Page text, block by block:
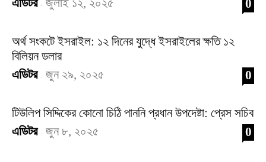
এডিটর - জুলাই ১২, ২০২৫ 0
অর্থ সংকটে ইসরাইল: ১২ দিনের যুদ্ধে ইসরাইলের ক্ষতি ১২
বিলিয়ন ডলার
এডিটর - জুন ২৯, ২০২৫ 0
টিউলিপ সিদ্দিকের কোনো চিঠি পাননি প্রধান উপদেষ্টা: প্রেস সচিব
এডিটর - জুন ৮, ২০২৫ 0